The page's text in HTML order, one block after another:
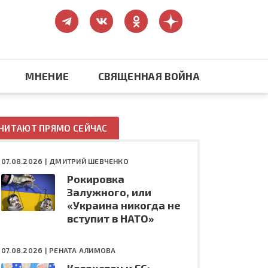
Конфликт на Украине
МНЕНИЕ СВЯЩЕННАЯ ВОЙНА
ПРЯМО СЕЙЧАС
07.08.2026 | ДМИТРИЙ ШЕВЧЕНКО
Рокировка
Залужного, или
«Украина никогда не
вступит в НАТО»
07.08.2026 | РЕНАТА АЛИМОВА